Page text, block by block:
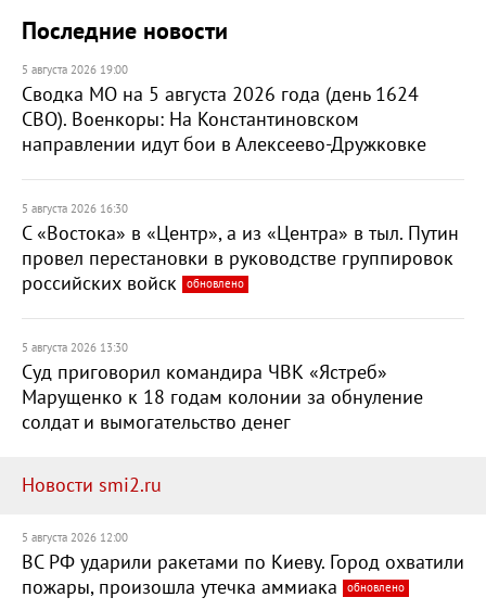
Последние новости
5 августа 2026 19:00
Сводка МО на 5 августа 2026 года (день 1624
СВО). Военкоры: На Константиновском
направлении идут бои в Алексеево-Дружковке
5 августа 2026 16:30
С «Востока» в «Центр», а из «Центра» в тыл. Путин
провел перестановки в руководстве группировок
российских войск
обновлено
5 августа 2026 13:30
Суд приговорил командира ЧВК «Ястреб»
Марущенко к 18 годам колонии за обнуление
солдат и вымогательство денег
Новости smi2.ru
5 августа 2026 12:00
ВС РФ ударили ракетами по Киеву. Город охватили
пожары, произошла утечка аммиака
обновлено